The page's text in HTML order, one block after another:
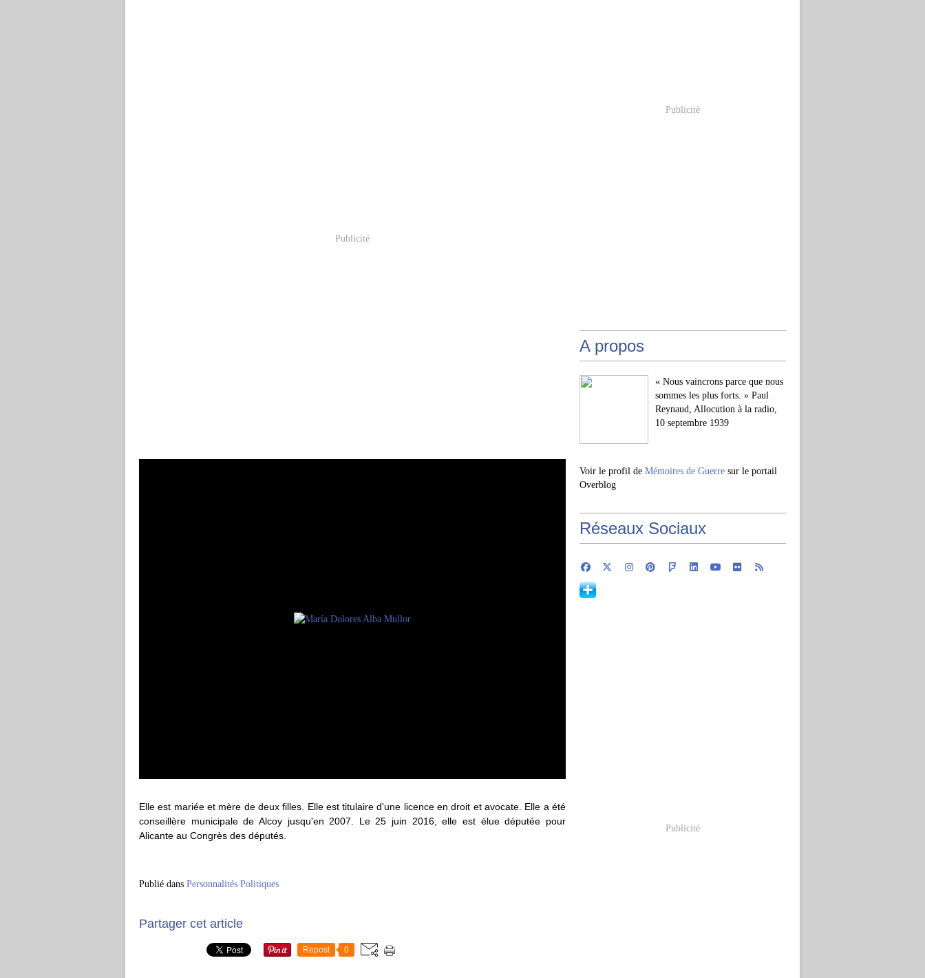
Publicité
Elle est mariée et mère de deux filles. Elle est titulaire d'une licence en droit et avocate. Elle a été
conseillère municipale de Alcoy jusqu'en 2007. Le 25 juin 2016, elle est élue députée pour
Alicante au Congrès des députés.
Publié dans Personnalités Politiques
Partager cet article
Repost 0
Publicité
A propos
« Nous vaincrons parce que nous
sommes les plus forts. » Paul
Reynaud, Allocution à la radio,
10 septembre 1939
Voir le profil de Mémoires de Guerre sur le portail
Overblog
Réseaux Sociaux
Publicité